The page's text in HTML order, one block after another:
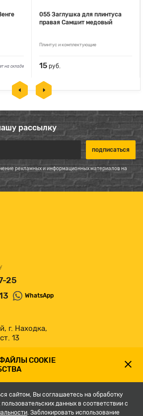
на складе
055 Заглушка для плинтуса
правая Самшит медовый
Плинтус и комплектующие
15 руб.
рассылку
рекламных и информационных материалов на
25
WhatsApp
г. Находка,
13
COOKIE
сайтом, Вы соглашаетесь на обработку
данных в соответствии с
. Заблокировать использование